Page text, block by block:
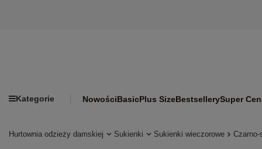
Kategorie NowościBasicPlus SizeBestsellerySuper
Hurtownia odzieży damskiej Sukienki Sukienki wieczorowe